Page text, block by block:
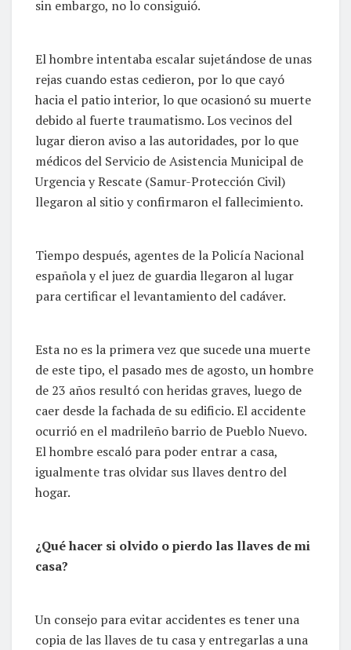
sin embargo, no lo consiguió.
El hombre intentaba escalar sujetándose de unas
rejas cuando estas cedieron, por lo que cayó
hacia el patio interior, lo que ocasionó su muerte
debido al fuerte traumatismo. Los vecinos del
lugar dieron aviso a las autoridades, por lo que
médicos del Servicio de Asistencia Municipal de
Urgencia y Rescate (Samur-Protección Civil)
llegaron al sitio y confirmaron el fallecimiento.
Tiempo después, agentes de la Policía Nacional
española y el juez de guardia llegaron al lugar
para certificar el levantamiento del cadáver.
Esta no es la primera vez que sucede una muerte
de este tipo, el pasado mes de agosto, un hombre
de 23 años resultó con heridas graves, luego de
caer desde la fachada de su edificio. El accidente
ocurrió en el madrileño barrio de Pueblo Nuevo.
El hombre escaló para poder entrar a casa,
igualmente tras olvidar sus llaves dentro del
hogar.
¿Qué hacer si olvido o pierdo las llaves de mi
casa?
Un consejo para evitar accidentes es tener una
copia de las llaves de tu casa y entregarlas a una